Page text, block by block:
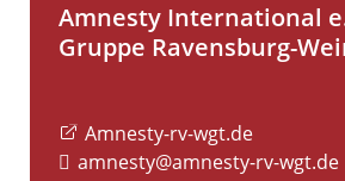
Amnesty International
Gruppe Ravensburg-
Amnesty-rv-wgt.de
amnesty@amnesty-rv-wgt.de